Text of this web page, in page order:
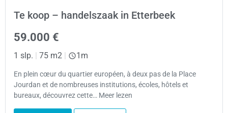
Te koop – handelszaak in Etterbeek
59.000 €
1 slp. | 75 m2 | 1m
En plein cœur du quartier européen, à deux pas de la Place
Jourdan et de nombreuses institutions, écoles, hôtels et
bureaux, découvrez cette… Meer lezen